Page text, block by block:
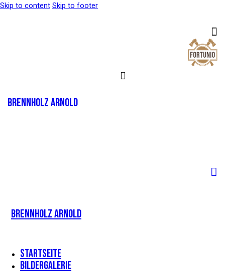
Skip to content Skip to footer
Brennholz Arnold
Brennholz Arnold
Startseite
Bildergalerie